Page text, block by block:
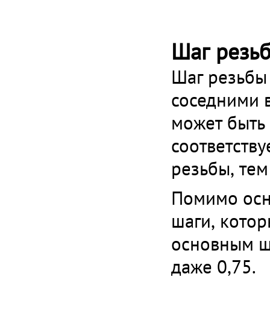
Шаг
Шаг
соседними
может
резьбы,
Помимо
шаги,
основным
даже 0,75.